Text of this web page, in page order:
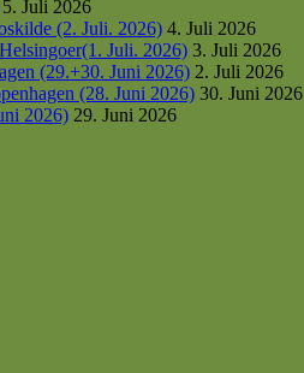
5. Juli 2026
(2. Juli. 2026) 4. Juli 2026
Juli. 2026) 3. Juli 2026
(29.+30. Juni 2026) 2. Juli 2026
(28. Juni 2026) 30. Juni 2026
2026) 29. Juni 2026